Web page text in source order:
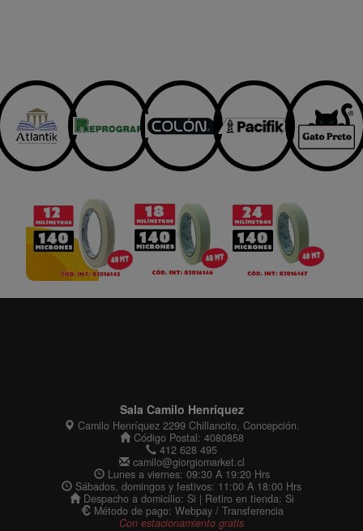
Tucapel
Tucapel 434 - 444, Concepción.
412 628 405
tucapel@giorgiomarket.cl
Horario Atención
Lunes a viernes:
09:30 A 19:20 Hrs.
Sábados:
11:00 A 18:00 Hrs
9°C Lluvias ligeras
Sala Camilo Henríquez
Camilo Henríquez 2299 Chillancito, Concepción.
Código Postal: 4080858
412 628 495
camilo@giorgiomarket.cl
Lunes a viernes: 09:30 A 19:20 Hrs
Sábados, domingos y festivos: 11:00 A 18:00 Hrs
Despacho a domicilio: Si | Retiro en tienda: Si
Método de pago: Webpay / Transferencia
Con estacionamiento gratis